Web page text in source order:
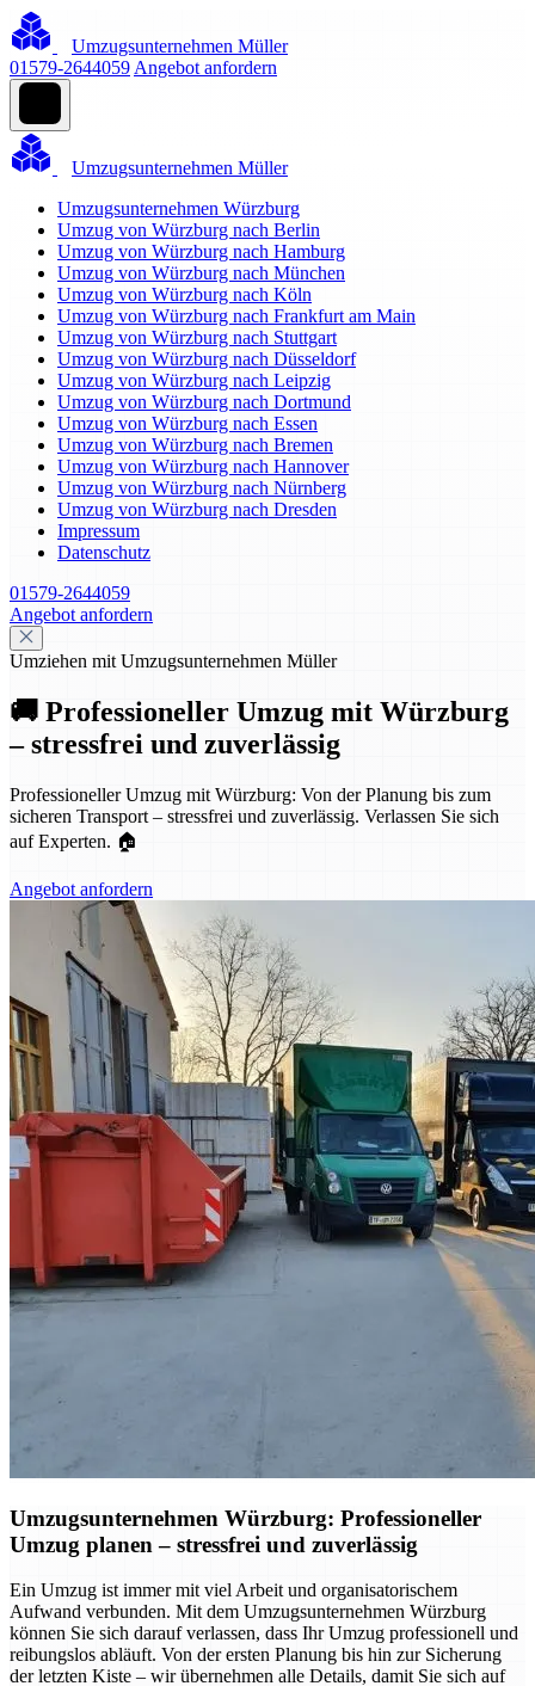
Umzugsunternehmen Müller
01579-2644059 Angebot anfordern
Umzugsunternehmen Müller
Umzugsunternehmen Würzburg
Umzug von Würzburg nach Berlin
Umzug von Würzburg nach Hamburg
Umzug von Würzburg nach München
Umzug von Würzburg nach Köln
Umzug von Würzburg nach Frankfurt am Main
Umzug von Würzburg nach Stuttgart
Umzug von Würzburg nach Düsseldorf
Umzug von Würzburg nach Leipzig
Umzug von Würzburg nach Dortmund
Umzug von Würzburg nach Essen
Umzug von Würzburg nach Bremen
Umzug von Würzburg nach Hannover
Umzug von Würzburg nach Nürnberg
Umzug von Würzburg nach Dresden
Impressum
Datenschutz
01579-2644059
Angebot anfordern
Umziehen mit Umzugsunternehmen Müller
🚚 Professioneller Umzug mit Würzburg
– stressfrei und zuverlässig
Professioneller Umzug mit Würzburg: Von der Planung bis zum
sicheren Transport – stressfrei und zuverlässig. Verlassen Sie sich
auf Experten. 🏠
Angebot anfordern
Umzugsunternehmen Würzburg: Professioneller
Umzug planen – stressfrei und zuverlässig
Ein Umzug ist immer mit viel Arbeit und organisatorischem
Aufwand verbunden. Mit dem Umzugsunternehmen Würzburg
können Sie sich darauf verlassen, dass Ihr Umzug professionell und
reibungslos abläuft. Von der ersten Planung bis hin zur Sicherung
der letzten Kiste – wir übernehmen alle Details, damit Sie sich auf